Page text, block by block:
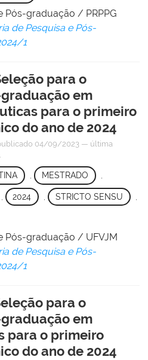
Pós-graduação / PRPPG
de Pesquisa e Pós-
1
para o
em
para o primeiro
do ano de 2024
04/09/2023 — última
, MESTRADO ,
2024 , STRICTO SENSU
Pós-graduação / UFVJM
de Pesquisa e Pós-
1
para o
em
para o primeiro
do ano de 2024